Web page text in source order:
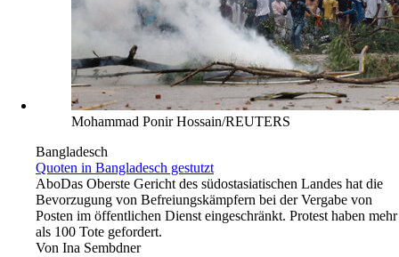
Mohammad Ponir Hossain/REUTERS
Bangladesch
Quoten in Bangladesch gestutzt
AboDas Oberste Gericht des südostasiatischen Landes hat die
Bevorzugung von Befreiungskämpfern bei der Vergabe von
Posten im öffentlichen Dienst eingeschränkt. Protest haben mehr
als 100 Tote gefordert.
Von Ina Sembdner